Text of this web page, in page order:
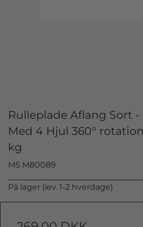
Rulleplade Aflang Sort -
Med 4 Hjul 360°
kg
M5 M80089
På lager (lev. 1-2 hverdage)